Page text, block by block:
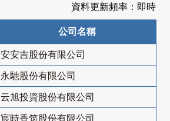
資料更新頻率：即時
公司名稱
安安吉股份有限公司
永馳股份有限公司
云旭投資股份有限公司
宸時香筑股份有限公司